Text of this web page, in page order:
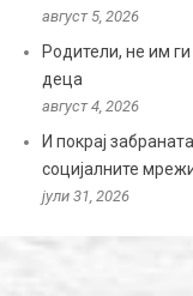
август 5, 2026
Родители, не им
деца
август 4, 2026
И покрај
социјалните
јули 31, 2026